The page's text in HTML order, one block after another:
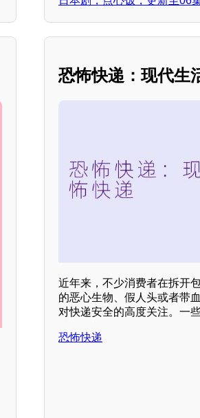
恐怖快递：现代生
近年来，不少消费者在拆开
的恶心生物、假人头或者带
对快递安全的高度关注。一
恐怖快递